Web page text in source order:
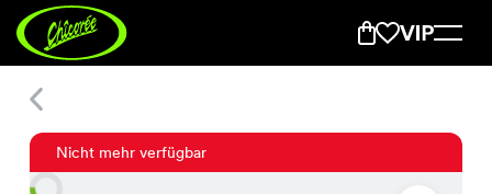
Nicht mehr verfügbar